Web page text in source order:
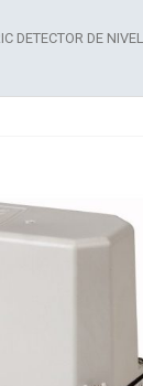
DETECTOR DE